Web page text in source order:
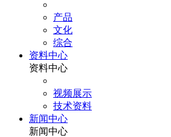
产品
文化
综合
资料中心
资料中心
视频展示
技术资料
新闻中心
新闻中心